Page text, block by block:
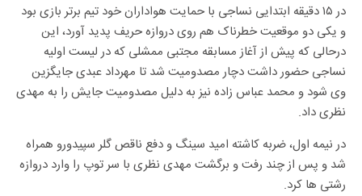
در ۱۵ دقیقه ابتدایی نساجی با حمایت هواداران خود تیم برتر بازی بود
و یکی دو موقعیت خطرناک هم روی دروازه حریف پدید آورد، این
درحالی که پیش از آغاز مسابقه مجتبی ممشلی که در لیست اولیه
نساجی حضور داشت دچار مصدومیت شد تا مهرداد عبدی جایگزین
وی شود و محمد عباس زاده نیز به دلیل مصدومیت جایش را به مهدی
نظری داد.
در نیمه اول،ضربه کاشته امید سینگ و دفع ناقص گلر سپیدورو همراه
شد و پس از چند رفت و برگشت مهدی نظری با سر توپ را وارد دروازه
رشتی ها کرد.